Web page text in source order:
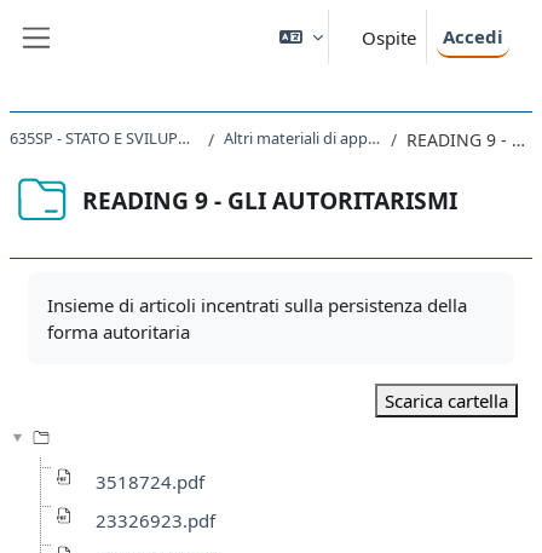
Ospite Accedi
635SP - STATO E SVILUPPO POLITICO IN AFRICA 2023 Altri materiali di approfondimento (facoltativi) READING 9 - GLI AUTORITARISMI
READING 9 - GLI AUTORITARISMI
Insieme di articoli incentrati sulla persistenza della
forma autoritaria
Scarica cartella
3518724.pdf
23326923.pdf